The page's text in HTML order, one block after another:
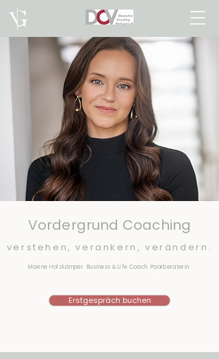
Vordergrund Coaching
verstehen, verankern, verändern.
Maxine Holzkämper. Business & Life Coach. Paarberaterin.
Erstgespräch buchen